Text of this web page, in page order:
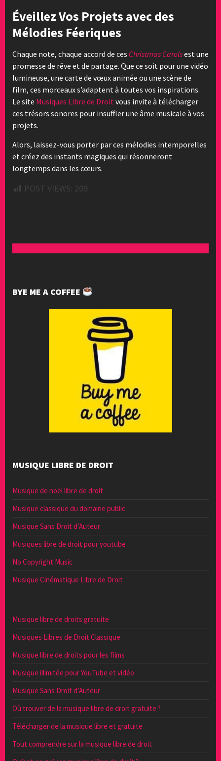
Éveillez Vos Projets avec des
Mélodies Féeriques
Chaque note, chaque accord de ces Christmas Carolsest une
promesse de rêve et de partage. Que ce soit pour une vidéo
lumineuse, une carte de vœux animée ou une scène de
film, ces morceaux s’adaptent à toutes vos inspirations.
Le site Musiques Libre de Droit vous invite à télécharger
ces trésors sonores pour insuffler une âme musicale à vos
projets.
Alors, laissez-vous porter par ces mélodies intemporelles
et créez des instants magiques qui résonneront
longtemps dans les cœurs.
POST VIEWS: 209
BYE ME A COFFEE
MUSIQUE LIBRE DE DROIT
Musique de noël libre de droit
Musique classique du domaine public
Musique Sans Droit d’Auteur
Musiques libre de droit pour youtube
No Copyright Music
Musique Cinématique Libre de Droit
Musique libre de droits gratuite
Musiques Libres de Droit Classique
Musique libre de droits pour les films
Musique illimitée pour YouTube et vidéo
Musique Sans Droit d’Auteur
Où trouver de la musique libre de droit gratuite ?
Télécharger de la musique libre et gratuite
Tout comprendre sur la musique libre de droit